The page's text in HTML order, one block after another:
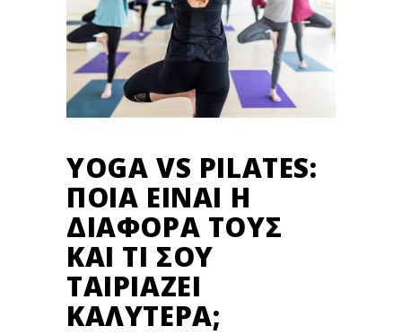
YOGA VS PILATES:
ΠΟΙΑ ΕΊΝΑΙ Η
ΔΙΑΦΟΡΆ ΤΟΥΣ
ΚΑΙ ΤΙ ΣΟΥ
ΤΑΙΡΙΆΖΕΙ
ΚΑΛΎΤΕΡΑ;